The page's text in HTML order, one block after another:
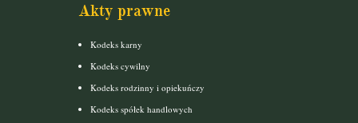
Akty prawne
Kodeks karny
Kodeks cywilny
Kodeks rodzinny i opiekuńczy
Kodeks spółek handlowych